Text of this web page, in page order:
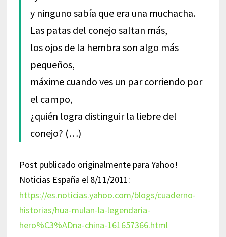
y ninguno sabía que era una muchacha.
Las patas del conejo saltan más,
los ojos de la hembra son algo más
pequeños,
máxime cuando ves un par corriendo por
el campo,
¿quién logra distinguir la liebre del
conejo? (…)
Post publicado originalmente para Yahoo!
Noticias España el 8/11/2011:
https://es.noticias.yahoo.com/blogs/cuaderno-
historias/hua-mulan-la-legendaria-
hero%C3%ADna-china-161657366.html